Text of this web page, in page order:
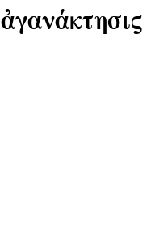
ἀγανάκτησις